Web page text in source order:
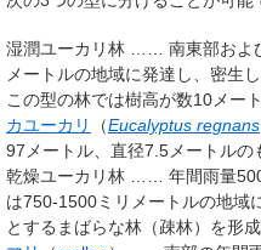
湿潤ユーカリ林 …… 南東部およ
メートルの地域に発達し、密生
この型の林では樹高が数10メー
カユーカリ
（Eucalyptus regnans
97メートル、直径7.5メートルの
乾燥ユーカリ林 …… 年間雨量
は750-1500ミリメートルの地域
とするまばらな林（疎林）を形成